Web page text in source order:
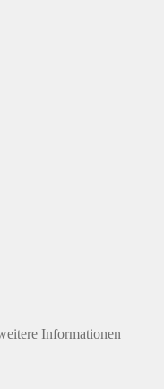
Informationen